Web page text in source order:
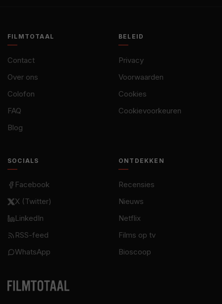
FILMTOTAAL
Contact
Over ons
Colofon
FAQ
Blog
BELEID
Privacy
Voorwaarden
Cookies
Cookievoorkeuren
SOCIALS
Facebook
X (Twitter)
LinkedIn
RSS-feed
WhatsApp
ONTDEKKEN
Recensies
Nieuws
Netflix
Films op tv
Bioscoop